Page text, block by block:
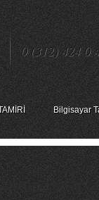
0 (312) 424 0
Bilgisayar